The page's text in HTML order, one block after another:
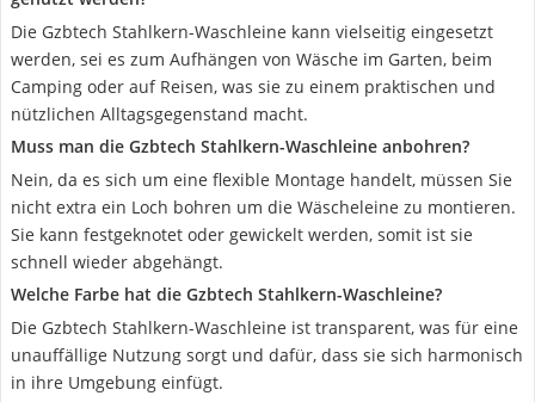
Die Gzbtech Stahlkern-Waschleine kann vielseitig eingesetzt
werden, sei es zum Aufhängen von Wäsche im Garten, beim
Camping oder auf Reisen, was sie zu einem praktischen und
nützlichen Alltagsgegenstand macht.
Muss man die Gzbtech Stahlkern-Waschleine anbohren?
Nein, da es sich um eine flexible Montage handelt, müssen Sie
nicht extra ein Loch bohren um die Wäscheleine zu montieren.
Sie kann festgeknotet oder gewickelt werden, somit ist sie
schnell wieder abgehängt.
Welche Farbe hat die Gzbtech Stahlkern-Waschleine?
Die Gzbtech Stahlkern-Waschleine ist transparent, was für eine
unauffällige Nutzung sorgt und dafür, dass sie sich harmonisch
in ihre Umgebung einfügt.